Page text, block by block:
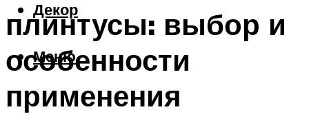
Декор
Меню
плинтусы: выбор и
особенности
применения